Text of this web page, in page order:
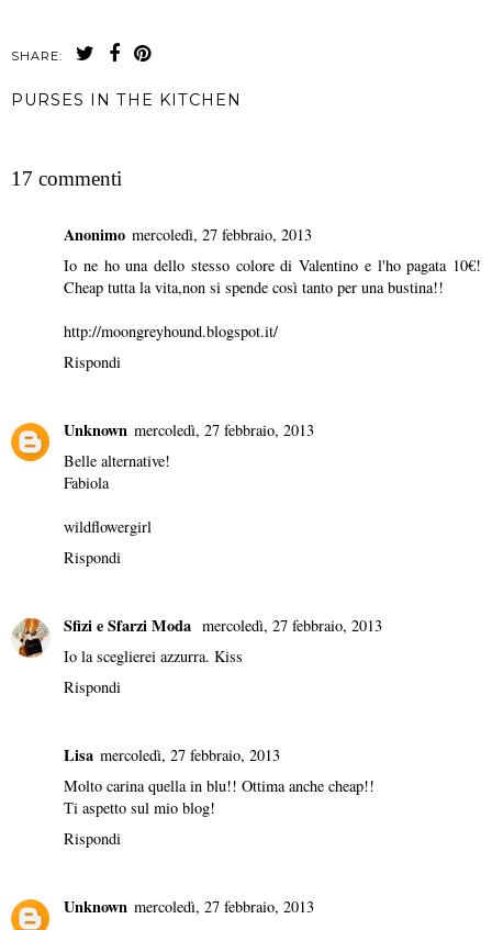
SHARE:
PURSES IN THE KITCHEN
17 commenti
Anonimo mercoledì, 27 febbraio, 2013
Io ne ho una dello stesso colore di Valentino e l'ho pagata 10€!
Cheap tutta la vita,non si spende così tanto per una bustina!!
http://moongreyhound.blogspot.it/
Rispondi
Unknown mercoledì, 27 febbraio, 2013
Belle alternative!
Fabiola
wildflowergirl
Rispondi
Sfizi e Sfarzi Moda mercoledì, 27 febbraio, 2013
Io la sceglierei azzurra. Kiss
Rispondi
Lisa mercoledì, 27 febbraio, 2013
Molto carina quella in blu!! Ottima anche cheap!!
Ti aspetto sul mio blog!
Rispondi
Unknown mercoledì, 27 febbraio, 2013